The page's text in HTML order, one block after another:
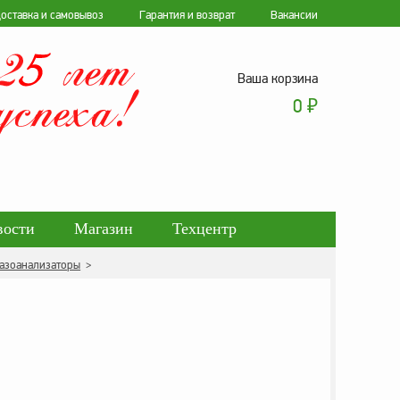
и самовывоз Гарантия и возврат Вакансии
Ваша корзина
0 ₽
Магазин
Техцентр
>